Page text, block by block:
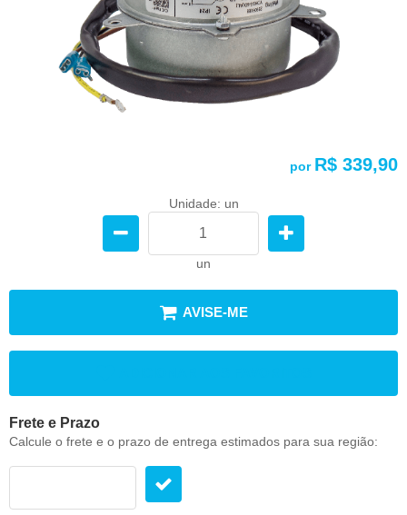
por R$ 339,90
Unidade: un
un
AVISE-ME
Frete e Prazo
Calcule o frete e o prazo de entrega estimados para sua região: